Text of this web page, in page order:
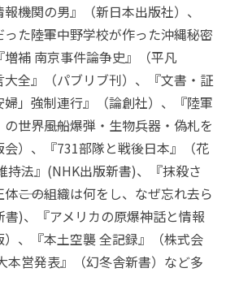
機関の男』（新日本出版社）、
た――陸軍中野学校が作った沖縄秘密
補 南京事件論争史』（平凡
全』（パブリブ刊）、『文書・証
」強制連行』（論創社）、『陸軍
世界――風船爆弾・生物兵器・偽札を
）、『731部隊と戦後日本』（花
持法』(NHK出版新書)、『抹殺さ
――この組織は何をし、なぜ忘れ去ら
書)、『アメリカの原爆神話と情報
、『本土空襲 全記録』（株式会
本営発表』（幻冬舎新書）など多